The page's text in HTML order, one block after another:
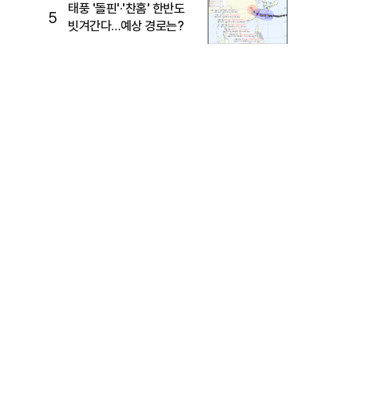
5
태풍 '돌핀'·'찬홈' 한반도
빗겨간다…예상 경로는?